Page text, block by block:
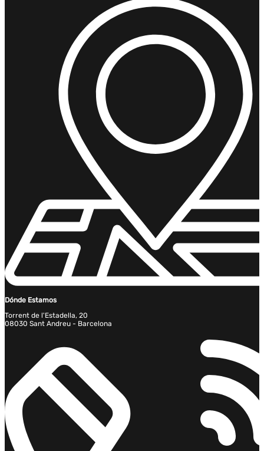
Dónde Estamos
Torrent de l'Estadella, 20
08030 Sant Andreu - Barcelona